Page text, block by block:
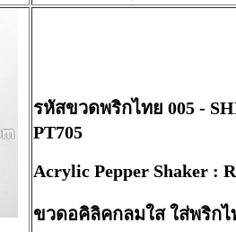
รหัสขวดพริกไทย 005 -
PT705
Acrylic Pepper Shaker :
ขวดอคิลิคกลมใส ใส่พริก